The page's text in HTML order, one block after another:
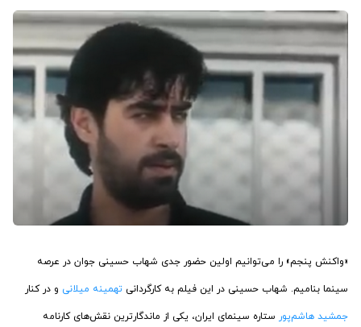
«واکنش پنجم» را می‌توانیم اولین حضور جدی شهاب حسینی جوان در عرصه
سینما بنامیم. شهاب حسینی در این فیلم به کارگردانی تهمینه میلانی و در کنار
جمشید هاشم‌پور ستاره سینمای ایران، یکی از ماندگارترین نقش‌های کارنامه